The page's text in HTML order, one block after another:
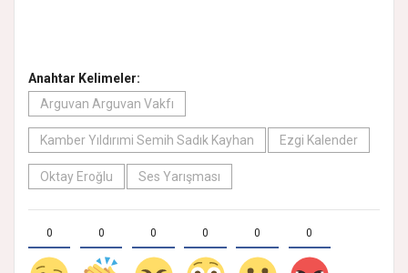
Anahtar Kelimeler:
Arguvan Arguvan Vakfı
Kamber Yıldırımi Semih Sadık Kayhan Ezgi Kalender
Oktay Eroğlu Ses Yarışması
0 0 0 0 0 0